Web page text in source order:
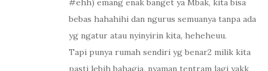
bebas hahahihi dan ngurus semuanya tanpa ada
yg ngatur atau nyinyirin kita, heheheuu.
Tapi punya rumah sendiri yg benar2 milik kita
pasti lebih bahagia, nyaman tentram lagi yakk